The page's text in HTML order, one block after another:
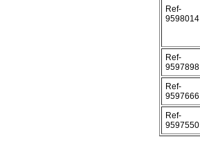
Ref-
9598014
Ref-
9597898
Ref-
9597666
Ref-
9597550